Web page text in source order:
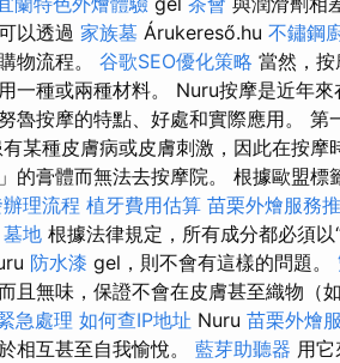
以透過 家族墓 Árukereső.hu 不鏽鋼
物流程。 谷歌SEO優化策略 當然，按
一種或兩種材料。 Nuru按摩是近年
魯按摩的特點、好處和實際應用。
某種皮膚病或皮膚刺激，因此在按
的膏體而無法去按摩院。 根據歐盟
理流程 植牙費用估算 苗栗外燴服務
墓地 根據法律規定，所有成分都必須
防水漆 gel，則不會有這樣的問題。
且無味，保證不會在皮膚甚至織物（
急處理 如何查IP地址 Nuru 苗栗外燴
相互甚至自我愉悅。 藍芽助聽器 用